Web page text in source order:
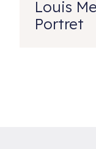
Louis
Portret